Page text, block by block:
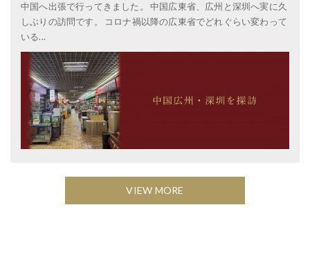
中国へ出張で行ってきました。 中国広東省、広州と深圳へ実に久
しぶりの訪問です。 コロナ禍以降の広東省でどれぐらい変わって
いる...
VIEW MORE